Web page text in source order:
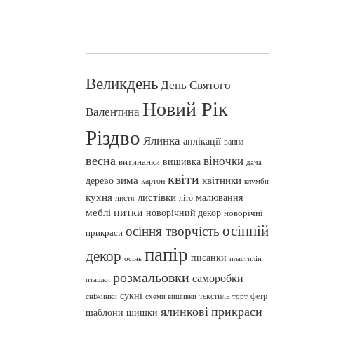
ВеликденьДень Святого
ВалентинаНовий Рік
Різдво Ялинка аплікації ванна
весна витинанки вишивка віночки дача
дерево зима картон квіти квітники клумби
кухня листя листівки літо малювання
меблі нитки новорічний декор новорічні
прикраси осіння творчість осінній
декор осінь папір писанки пластилін
пташки розмальовки саморобки
сніжинки сукні схеми вишивки текстиль торт фетр
шаблони шишки ялинкові прикраси